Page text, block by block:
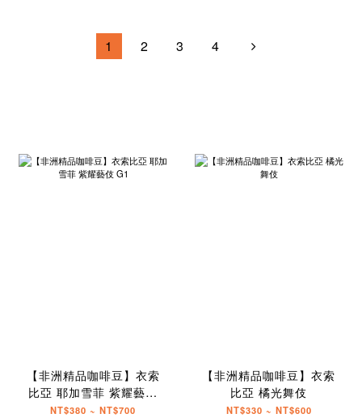
1 2 3 4
【非洲精品咖啡豆】衣索
比亞 耶加雪菲 紫耀藝伎
G1
NT$380 ~ NT$700
【非洲精品咖啡豆】衣索
比亞 橘光舞伎
NT$330 ~ NT$600